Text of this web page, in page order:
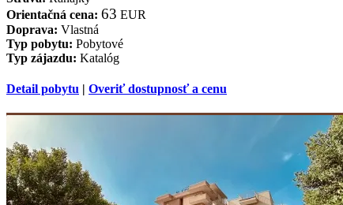
Orientačná cena: 63 EUR
Doprava: Vlastná
Typ pobytu: Pobytové
Typ zájazdu: Katalóg
Detail pobytu | Overiť dostupnosť a cenu